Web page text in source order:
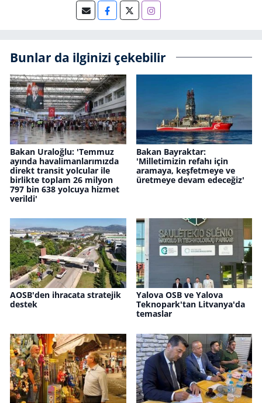
Bunlar da ilginizi çekebilir
Bakan Uraloğlu: 'Temmuz
ayında havalimanlarımızda
direkt transit yolcular ile
birlikte toplam 26 milyon
797 bin 638 yolcuya hizmet
verildi'
Bakan Bayraktar:
'Milletimizin refahı için
aramaya, keşfetmeye ve
üretmeye devam edeceğiz'
AOSB'den ihracata stratejik
destek
Yalova OSB ve Yalova
Teknopark'tan Litvanya'da
temaslar